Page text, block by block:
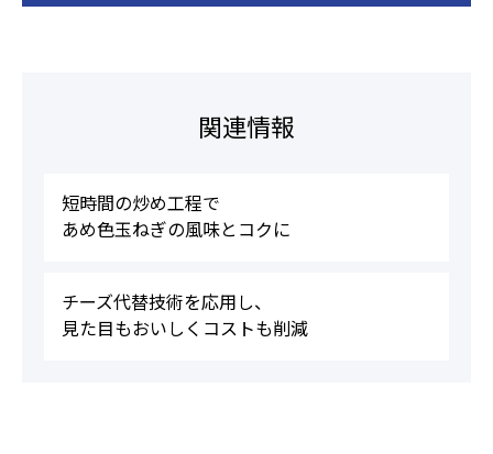
関連情報
短時間の炒め工程で
あめ色玉ねぎの風味とコクに
チーズ代替技術を応用し、
見た目もおいしくコストも削減